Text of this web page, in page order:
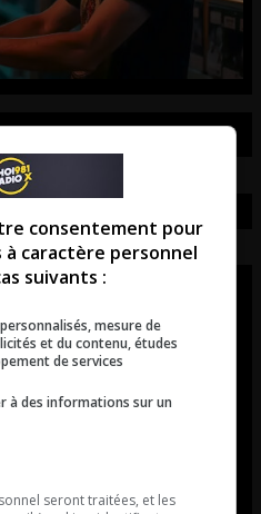
consentement pour
caractère personnel
suivants :
mesure de
et du contenu, études
de services
à des informations sur un
seront traitées, et les